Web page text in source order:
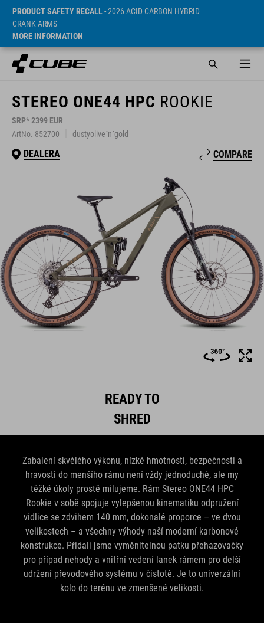
PRODUCT SAFETY RECALL- 2026 ACID CARBON HYBRID
CRANK ARMS
MORE INFORMATION
STEREO ONE44 HPC ROOKIE
SRP* 2399 EUR
ArtNo. 852700
dustyolive´n´gold
DEALERA COMPARE
READY TO
SHRED
Zabalení skvělého výkonu, nízké hmotnosti, bezpečnosti a
hravosti do menšího rámu není vždy jednoduché, ale my
těžké úkoly prostě milujeme. Rám Stereo ONE44 HPC
Rookie v sobě spojuje vylepšenou kinematiku odpružení
vidlice se zdvihem 140 mm, dokonalé proporce – ve dvou
velikostech – a všechny výhody naší moderní karbonové
konstrukce. Přidali jsme vyměnitelnou patku přehazovačky
pro případ nehody a vnitřní vedení lanek rámem pro delší
udržení převodového systému v čistotě. Je to univerzální
kolo do terénu ve zmenšené velikosti.